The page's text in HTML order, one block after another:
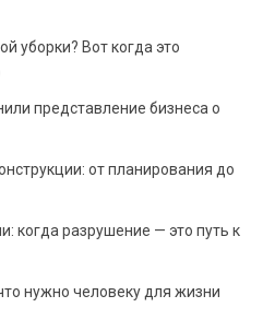
уборки? Вот когда это
представление бизнеса о
от планирования до
когда разрушение — это путь к
нужно человеку для жизни